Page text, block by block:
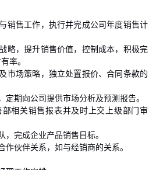
售工作，执行并完成公司年度销售计
，提升销售价值，控制成本，积极完
率。
场策略，独立处置报价、合同条款的
期向公司提供市场分析及预测报告。
关销售报表并及时上交上级部门审
完成企业产品销售目标。
伙伴关系，如与经销商的关系。